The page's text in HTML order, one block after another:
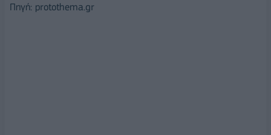
Πηγή: protothema.gr